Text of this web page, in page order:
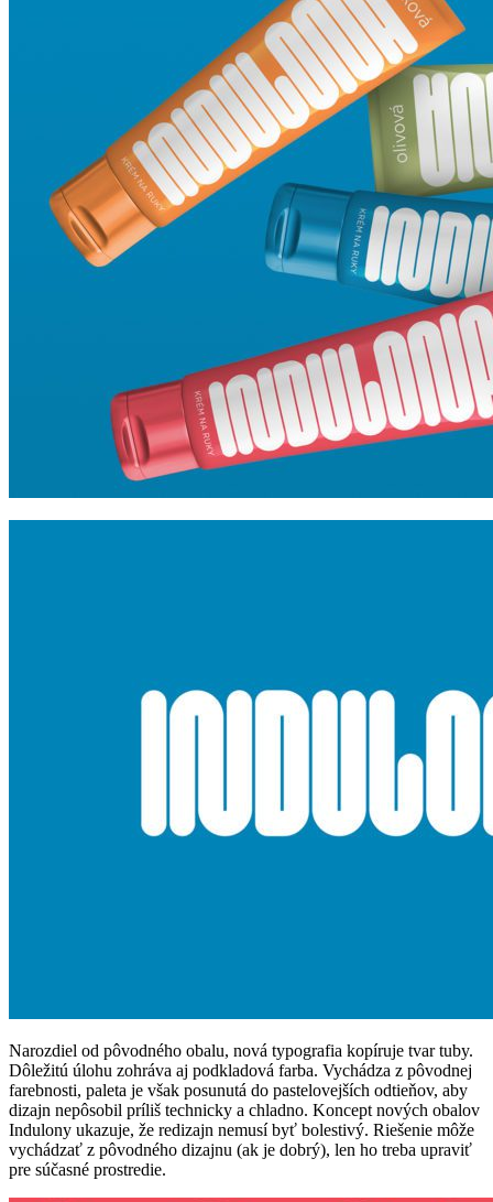
Narozdiel od pôvodného obalu, nová typografia kopíruje tvar tuby.
Dôležitú úlohu zohráva aj podkladová farba. Vychádza z pôvodnej
farebnosti, paleta je však posunutá do pastelovejších odtieňov, aby
dizajn nepôsobil príliš technicky a chladno. Koncept nových obalov
Indulony ukazuje, že redizajn nemusí byť bolestivý. Riešenie môže
vychádzať z pôvodného dizajnu (ak je dobrý), len ho treba upraviť
pre súčasné prostredie.